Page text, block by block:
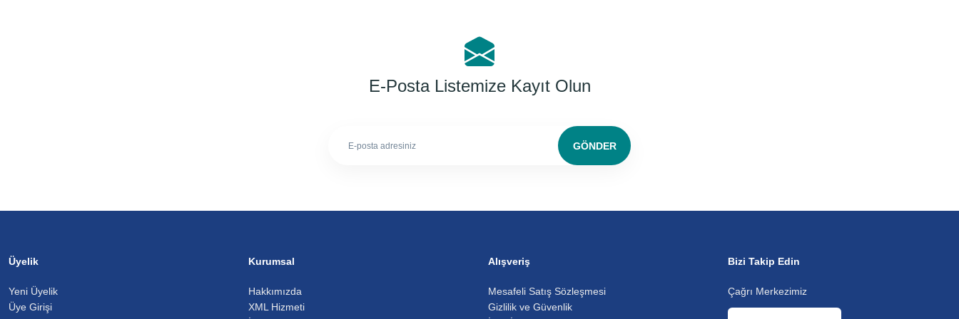
E-Posta Listemize Kayıt Olun
GÖNDER
Üyelik
Yeni Üyelik
Üye Girişi
Kurumsal
Hakkımızda
XML Hizmeti
Alışveriş
Mesafeli Satış Sözleşmesi
Gizlilik ve Güvenlik
Bizi Takip Edin
Çağrı Merkezimiz